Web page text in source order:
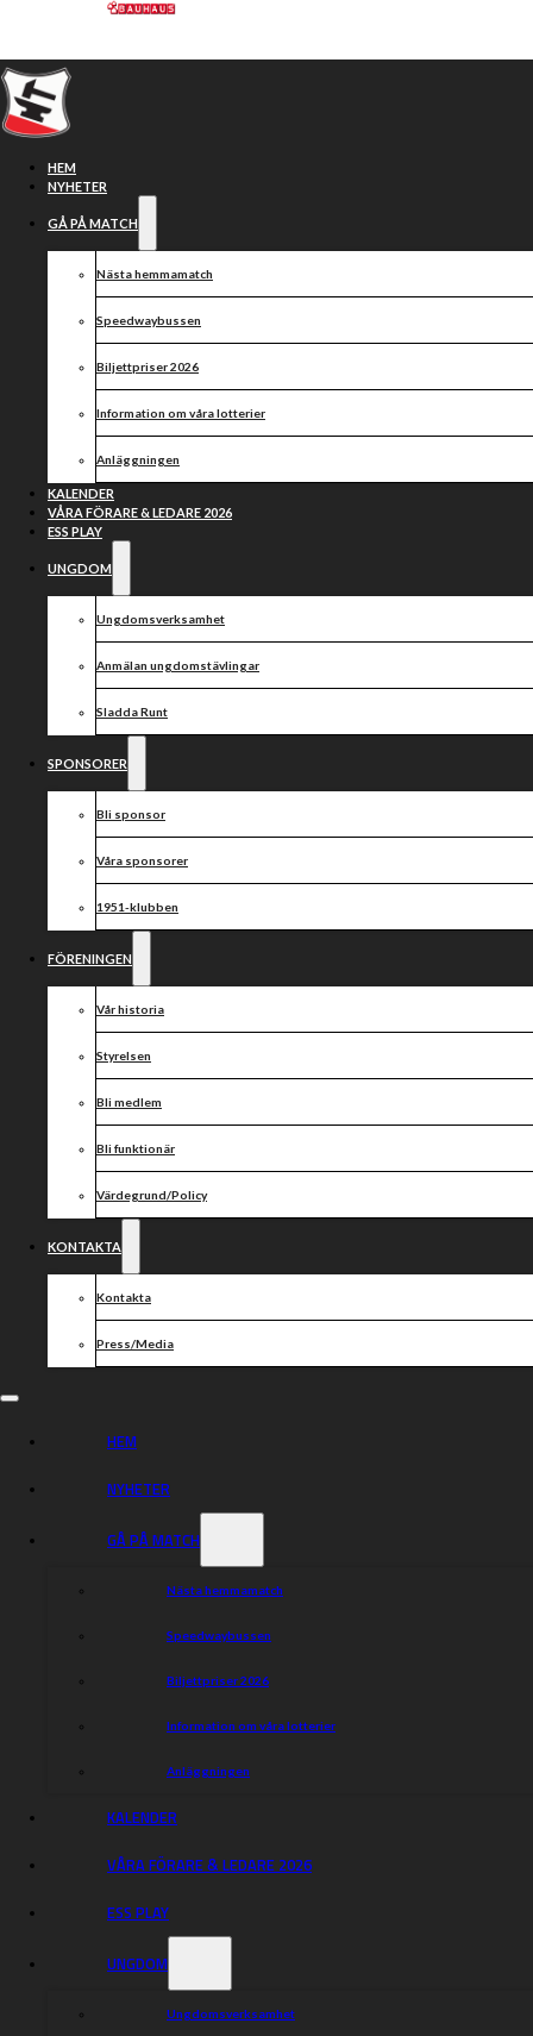
Hoppa till huvudinnehållHoppa till sidfot
HEM
NYHETER
GÅ PÅ MATCH
Nästa hemmamatch
Speedwaybussen
Biljettpriser 2026
Information om våra lotterier
Anläggningen
KALENDER
VÅRA FÖRARE & LEDARE 2026
ESS PLAY
UNGDOM
Ungdomsverksamhet
Anmälan ungdomstävlingar
Sladda Runt
SPONSORER
Bli sponsor
Våra sponsorer
1951-klubben
FÖRENINGEN
Vår historia
Styrelsen
Bli medlem
Bli funktionär
Värdegrund/Policy
KONTAKTA
Kontakta
Press/Media
HEM
NYHETER
GÅ PÅ MATCH
Nästa hemmamatch
Speedwaybussen
Biljettpriser 2026
Information om våra lotterier
Anläggningen
KALENDER
VÅRA FÖRARE & LEDARE 2026
ESS PLAY
UNGDOM
Ungdomsverksamhet
Smederna64-26
Dackarna
2025-07-22, 19:00